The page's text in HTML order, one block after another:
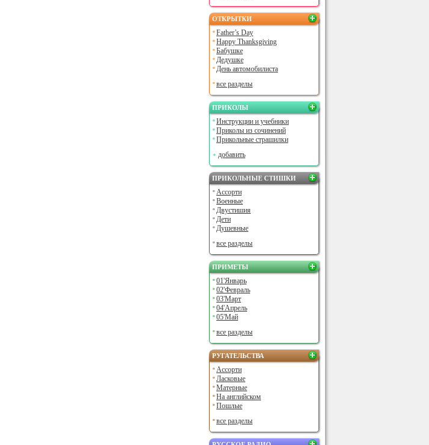
ОТКРЫТКИ
Father’s Day
Happy Thanksgiving
Бабушке
Дедушке
День автомобилиста
все разделы
ПРИКОЛЫ
Инструкции и учебники
Приколы из сочинений
Прикольные страшилки
добавить
ПРИКОЛЬНЫЕ СТИШКИ
Ассорти
Военные
Двустишия
Дети
Душевные
все разделы
ПРИМЕТЫ
01'Январь
02'Февраль
03'Март
04'Апрель
05'Май
все разделы
РУГАТЕЛЬСТВА
Ассорти
Ласковые
Матерные
На английском
Пошлые
все разделы